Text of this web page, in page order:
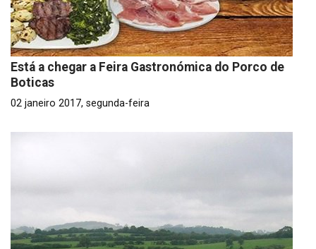
Está a chegar a Feira Gastronómica do Porco de
Boticas
02 janeiro 2017, segunda-feira